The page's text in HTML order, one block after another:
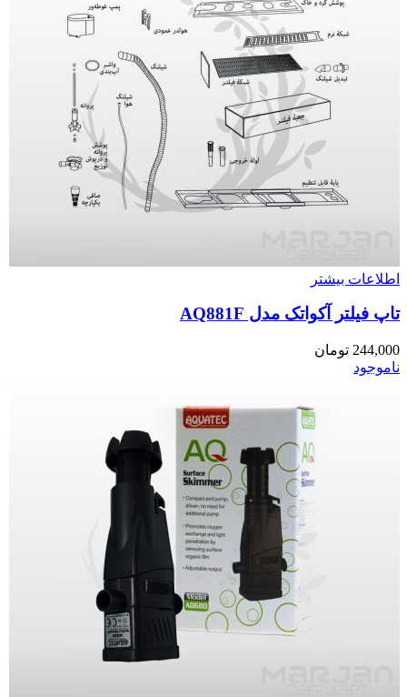
اطلاعات بیشتر
تاپ فیلتر آکواتک مدل AQ881F
244,000 تومان
ناموجود